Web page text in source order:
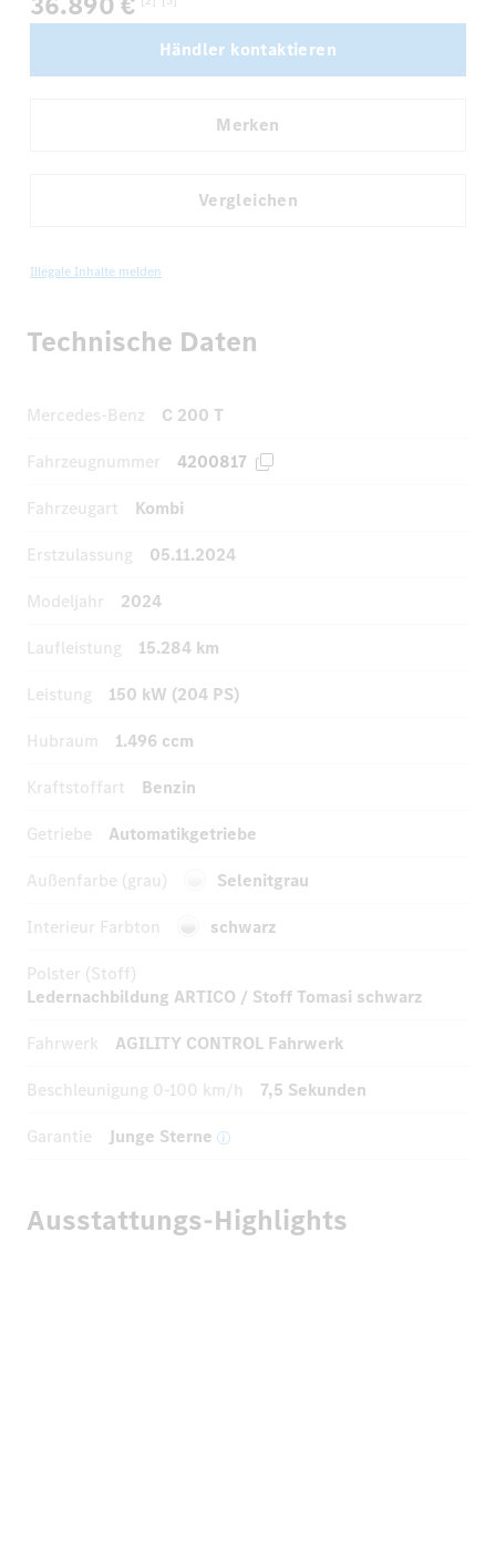
Technische Daten
Mercedes-Benz
C 200 T
Fahrzeugnummer
4200817
Fahrzeugart
Kombi
Erstzulassung
05.11.2024
Modeljahr
2024
Laufleistung
15.284 km
Leistung
150 kW (204 PS)
Hubraum
1.496 ccm
Kraftstoffart
Benzin
Getriebe
Automatikgetriebe
Außenfarbe (grau)
Selenitgrau
Interieur Farbton
schwarz
Polster (Stoff)
Ledernachbildung ARTICO / Stoff Tomasi schwarz
Fahrwerk
AGILITY CONTROL Fahrwerk
Beschleunigung 0-100 km/h
7,5 Sekunden
Garantie
Junge Sterne
Ausstattungs-Highlights
Händler kontaktieren
Merken
Vergleichen
Illegale Inhalte melden